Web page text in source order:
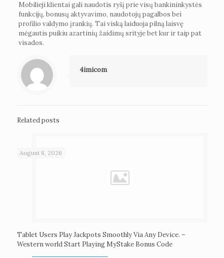
Mobilieji klientai gali naudotis ryšį prie visų bankininkystės
funkcijų, bonusų aktyvavimo, naudotojų pagalbos bei
profilio valdymo įrankių. Tai viską laiduoja pilną laisvę
mėgautis puikiu azartinių žaidimų srityje bet kur ir taip pat
visados.
4imicom
Related posts
August 8, 2026
Tablet Users Play Jackpots Smoothly Via Any Device. –
Western world Start Playing MyStake Bonus Code